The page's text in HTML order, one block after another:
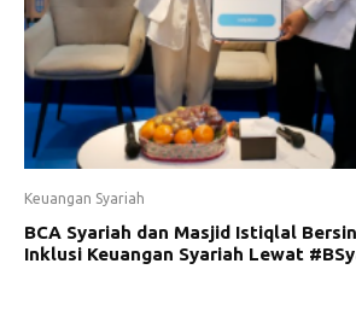
Keuangan Syariah
BCA Syariah dan Masjid Istiqlal
Inklusi Keuangan Syariah Lewat